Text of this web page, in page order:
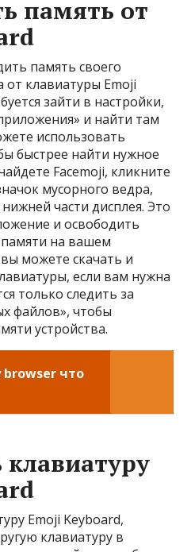
память от
память своего
от клавиатуры Emoji
зайти в настройки,
и найти там
использовать
быстрее найти нужное
Facemoji, кликните
мусорного ведра,
части дисплея. Это
и освободить
на вашем
можете скачать и
если вам нужна
только следить за
файлов», чтобы
устройства.
browser что
Emoji Keyboard,
клавиатуру в